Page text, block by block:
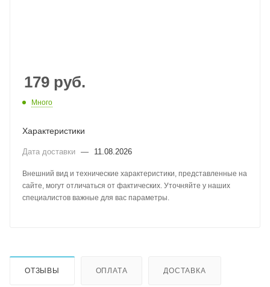
179 руб.
Много
Характеристики
Дата доставки — 11.08.2026
Внешний вид и технические характеристики, представленные на
сайте, могут отличаться от фактических. Уточняйте у наших
специалистов важные для вас параметры.
ОТЗЫВЫ ОПЛАТА ДОСТАВКА